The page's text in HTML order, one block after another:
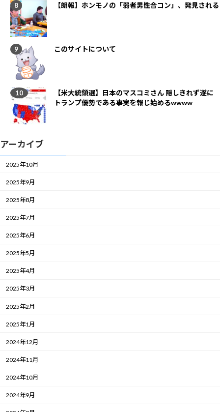
【朗報】ホンモノの「弱者男性合コン」、発見される
このサイトについて
【米大統領選】日本のマスコミさん 隠しきれず遂に
トランプ優勢である事実を報じ始めるwwww
アーカイブ
2025年10月
2025年9月
2025年8月
2025年7月
2025年6月
2025年5月
2025年4月
2025年3月
2025年2月
2025年1月
2024年12月
2024年11月
2024年10月
2024年9月